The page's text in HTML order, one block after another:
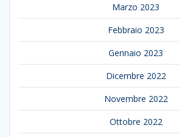
Marzo 2023
Febbraio 2023
Gennaio 2023
Dicembre 2022
Novembre 2022
Ottobre 2022